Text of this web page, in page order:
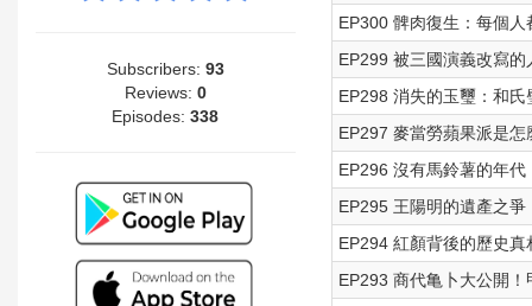
Subscribers: 93
Reviews: 0
Episodes:338
EP300 髀肉復生：每個
EP299 被三國演義改寫
EP298 消失的玉璽：和
EP297 麥當勞蘋果派是
EP296 沒有馬鈴薯的年
EP295 王陽明的遺產之
EP294 紅顏背後的歷史
EP293 商代亀卜大公開